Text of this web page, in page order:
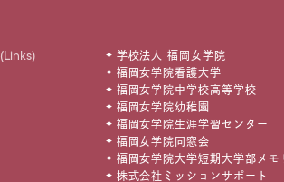
(Links)
学校法人 福岡女学院
福岡女学院看護大学
福岡女学院中学校高等学校
福岡女学院幼稚園
福岡女学院生涯学習センター
福岡女学院同窓会
福岡女学院大学短期大学部メモ
株式会社ミッションサポート